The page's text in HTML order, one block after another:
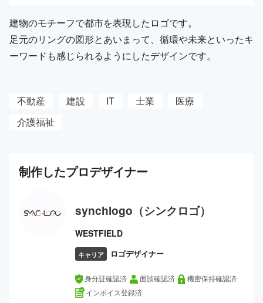
建物のモチーフで都市を表現したロゴです。
足元のリングの図形とあいまって、循環や未来といったキ
ーワードも感じられるようにしたデザインです。
不動産 建設 IT 士業
医療
介護福祉
制作したプロデザイナー
synchlogo（シンクロゴ）
WESTFIELD
キャリア ロゴデザイナー
身分証確認済 面談確認済
機密保持確認済
インボイス登録済